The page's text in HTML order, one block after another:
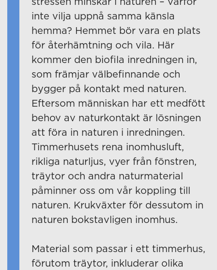
inte vilja uppnå samma känsla
hemma? Hemmet bör vara en plats
för återhämtning och vila. Här
kommer den biofila inredningen in,
som främjar välbefinnande och
bygger på kontakt med naturen.
Eftersom människan har ett medfött
behov av naturkontakt är lösningen
att föra in naturen i inredningen.
Timmerhusets rena inomhusluft,
rikliga naturljus, vyer från fönstren,
träytor och andra naturmaterial
påminner oss om vår koppling till
naturen. Krukväxter för dessutom in
naturen bokstavligen inomhus.
Material som passar i ett timmerhus,
förutom träytor, inkluderar olika